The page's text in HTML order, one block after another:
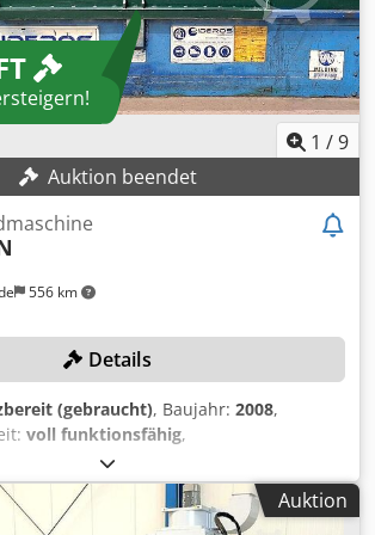
1 /9
Auktion beendet
556 km
Details
(gebraucht), Baujahr: 2008,
voll funktionsfähig,
Verfahrweg X-Achse:3’100 mm,
6’050 mm
, Kein Mindestpreis -Auktion